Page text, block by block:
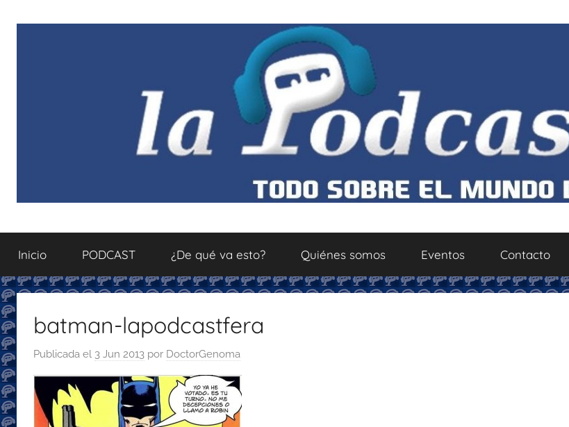
La
Podcastfera
sobre
el
del
disfrutar
Inicio PODCAST ¿De qué va esto? Quiénes somos Eventos Contacto
batman-lapodcastfera
Publicada el 3 Jun 2013 por DoctorGenoma